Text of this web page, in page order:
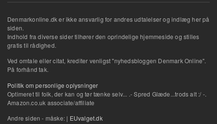
Denmarkonline.dk er ikke ansvarlig for andres udtalelser og indlæg her på
siden.
Indhold fra diverse sider tilhører den oprindelige hjemmeside og stilles
gratis til rådighed.
Ved omtale eller citat, krediter venligst "nyhedsbloggen Denmark Online".
På forhånd tak.
Politik om personlige oplysninger
Optimeret til folk, der kan og tør tænke selv... .- Spred Glæde...trods alt :/ -.
Amazon.co.uk associate/affiliate
Andre siden - måske: | EUvalget.dk